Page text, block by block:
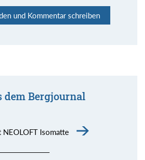
und Kommentar schreiben
dem Bergjournal
NEOLOFT Isomatte